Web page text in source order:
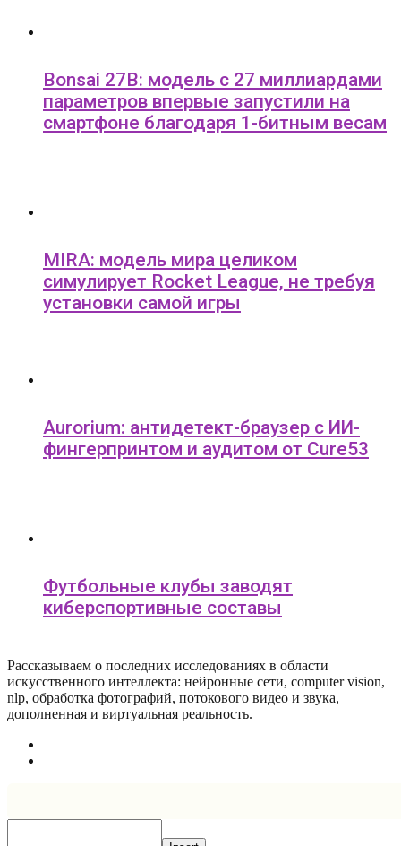
Bonsai 27B: модель с 27 миллиардами
параметров впервые запустили на
смартфоне благодаря 1-битным весам
MIRA: модель мира целиком
симулирует Rocket League, не требуя
установки самой игры
Aurorium: антидетект-браузер с ИИ-
фингерпринтом и аудитом от Cure53
Футбольные клубы заводят
киберспортивные составы
Рассказываем о последних исследованиях в области
искусcтвенного интеллекта: нейронные сети, computer vision,
nlp, обработка фотографий, потокового видео и звука,
дополненная и виртуальная реальность.